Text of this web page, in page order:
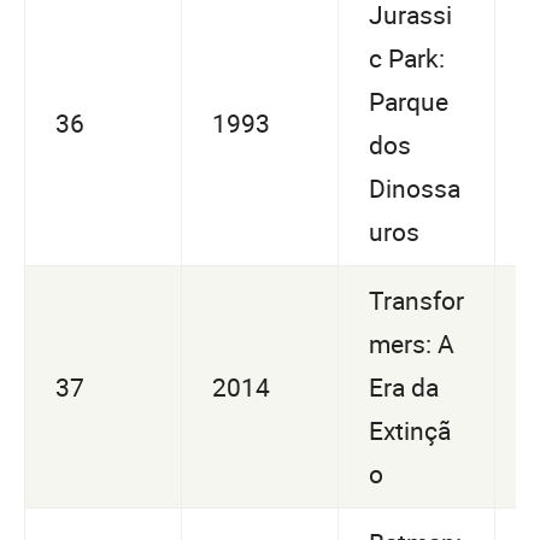
36 1993
Jurassi
c Park:
Parque
dos
Dinossa
uros
37 2014
Transfor
mers: A
Era da
Extinçã
o